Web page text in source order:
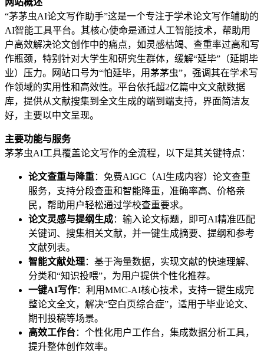
“茅茅虫AI论文写作助手”这是一个专注于学术论文写作辅助的
AI智能工具平台。其核心使命是通过人工智能技术，帮助用
户高效解决论文创作中的痛点，如灵感枯竭、查重率过高和写
作瓶颈，特别针对大学生和研究生群体，缓解“延毕”（延期毕
业）压力。网站口号为“怕延毕，用茅茅虫”，强调其在学术写
作领域的实用性和高效性。平台依托超2亿篇中文文献数据
库，提供从文献搜集到全文生成的端到端支持，界面简洁友
好，主要以中文呈现。
主要功能与服务
茅茅虫AI工具覆盖论文写作的全流程，以下是其关键特点：
论文查重与降重：免费AIGC（AI生成内容）论文查重
服务，支持分段查重和智能降重，准确率高、价格亲
民，帮助用户轻松通过学校查重要求。
论文灵感与提纲生成：输入论文标题，即可AI精准匹配
关键词、搜集相关文献，并一键生成摘要、提纲和参考
文献列表。
智能文献处理：基于海量数据，实现文献的快速理解、
分类和“知识投喂”，为用户提供个性化推荐。
一键AI写作：利用MMC-AI核心技术，支持一键生成完
整论文全文，解决“空白页综合症”，适用于毕业论文、
期刊投稿等场景。
高效工作台：个性化用户工作台，集成数据分析工具，
提升整体创作效率。